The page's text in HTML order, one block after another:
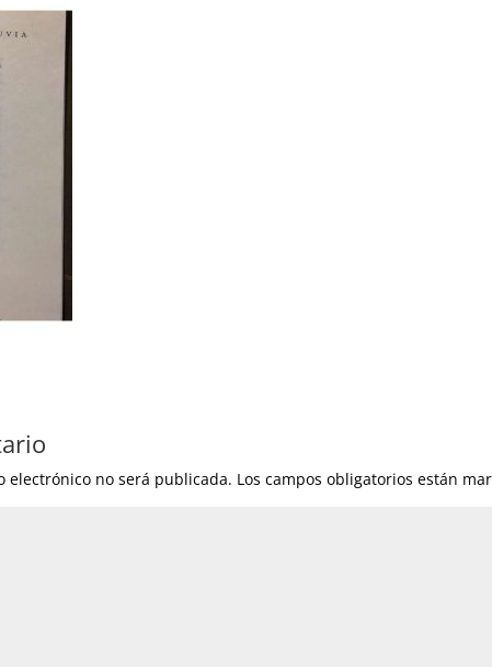
electrónico no será publicada. Los campos obligatorios están